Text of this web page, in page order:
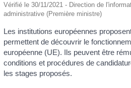
Vérifié le 30/11/2021 - Direction de
administrative (Première ministre)
Les institutions européennes
permettent de découvrir le
européenne (UE). Ils peuvent être
conditions et procédures de
les stages proposés.